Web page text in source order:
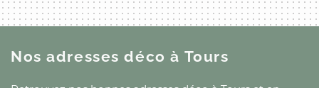
Nos adresses décoà Tours